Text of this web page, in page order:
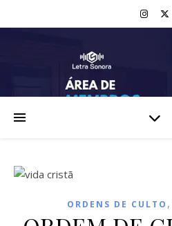
ORDENS DE CULTO ,